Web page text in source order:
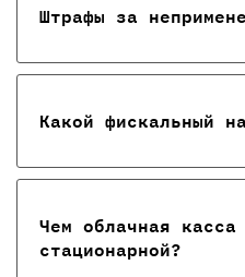
Штрафы за
Какой фискальный
Чем облачная касса
стационарной?